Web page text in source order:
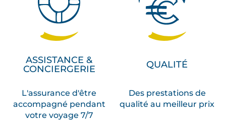
ASSISTANCE &
CONCIERGERIE
L'assurance d'être
accompagné pendant
votre voyage 7/7
QUALITÉ
Des prestations de
qualité au meilleur prix